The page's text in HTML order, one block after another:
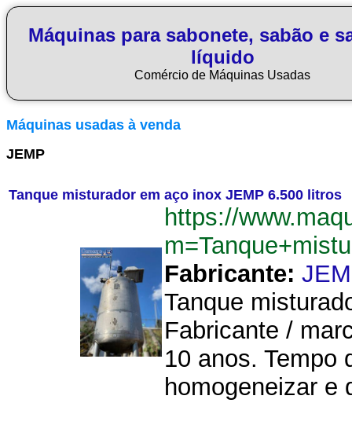
Máquinas para sabonete, sabão e
líquido
Comércio de Máquinas Usadas
Máquinas usadas à venda
JEMP
Tanque misturador em aço inox JEMP 6.500 litros
https://
Fabricante:
Tanque
Fabricante /
10 anos. Tempo
homogeneizar e